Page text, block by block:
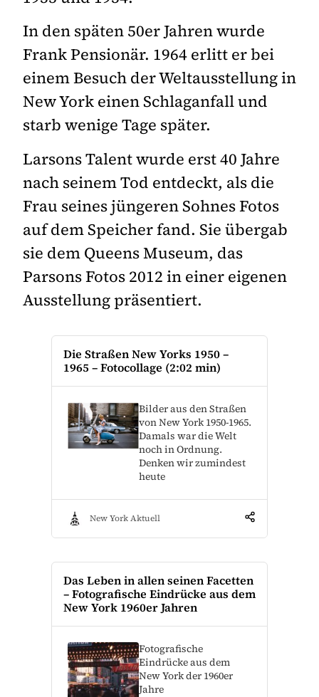
In den späten 50er Jahren wurde
Frank Pensionär. 1964 erlitt er bei
einem Besuch der Weltausstellung in
New York einen Schlaganfall und
starb wenige Tage später.
Larsons Talent wurde erst 40 Jahre
nach seinem Tod entdeckt, als die
Frau seines jüngeren Sohnes Fotos
auf dem Speicher fand. Sie übergab
sie dem Queens Museum, das
Parsons Fotos 2012 in einer eigenen
Ausstellung präsentiert.
Die Straßen New Yorks 1950 –
1965 – Fotocollage (2:02 min)
Bilder aus den Straßen
von New York 1950-1965.
Damals war die Welt
noch in Ordnung.
Denken wir zumindest
heute
New York Aktuell
Das Leben in allen seinen Facetten
– Fotografische Eindrücke aus dem
New York 1960er Jahren
Fotografische
Eindrücke aus dem
New York der 1960er
Jahre